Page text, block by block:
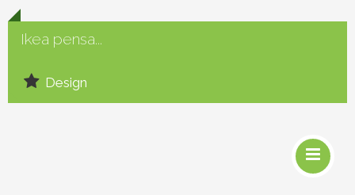
Ikea pensa...
Design